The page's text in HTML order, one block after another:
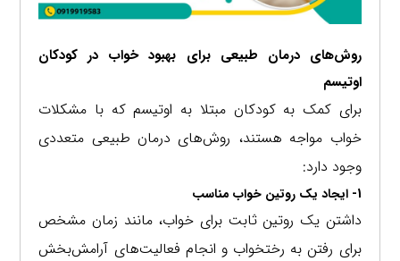
روش‌های درمان طبیعی برای بهبود خواب در کودکان
اوتیسم
برای کمک به کودکان مبتلا به اوتیسم که با مشکلات
خواب مواجه هستند، روش‌های درمان طبیعی متعددی
وجود دارد:
1- ایجاد یک روتین خواب مناسب
داشتن یک روتین ثابت برای خواب، مانند زمان مشخص
برای رفتن به رختخواب و انجام فعالیت‌های آرامش‌بخش